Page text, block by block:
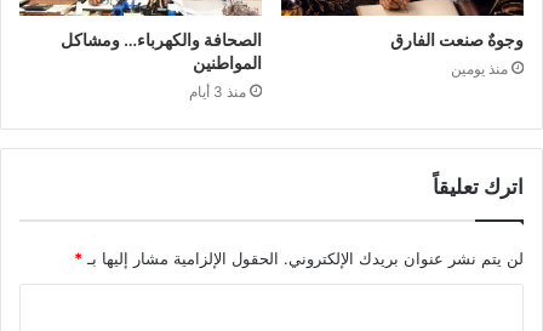
وجوهٌ صنعت الفارق
منذ يومين
الصحافة والكهرباء… ومشاكل
المواطنين
منذ 3 أيام
اترك تعليقاً
لن يتم نشر عنوان بريدك الإلكتروني. الحقول الإلزامية مشار إليها بـ*